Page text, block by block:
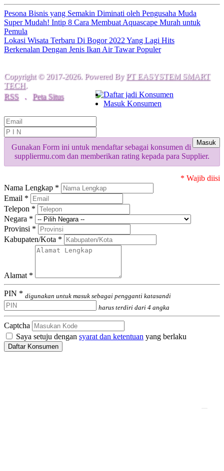
Pesona Bisnis yang Semakin Diminati oleh Pengusaha Muda
Super Mudah! Intip 8 Cara Membuat Aquascape Murah untuk
Pemula
Lokasi Wisata Terbaru Di Bogor 2022 Yang Lagi Hits
Berkenalan Dengan Jenis Ikan Air Tawar Populer
Copyright © 2017-2026. Powered By PT EASYSTEM SMART
TECH.
RSS
. Peta Situs
Daftar jadi Konsumen
Masuk Konsumen
Masuk
Gunakan Form ini untuk mendaftar sebagai konsumen di
suppliermu.com dan memberikan rating kepada para Supplier.
* Wajib diisi
Nama Lengkap *
Email *
Telepon *
Negara *
Provinsi *
Kabupaten/Kota *
Alamat *
PIN * digunakan untuk masuk sebagai pengganti katasandi
harus terdiri dari 4 angka
Captcha
Saya setuju dengan syarat dan ketentuan yang berlaku
Daftar Konsumen